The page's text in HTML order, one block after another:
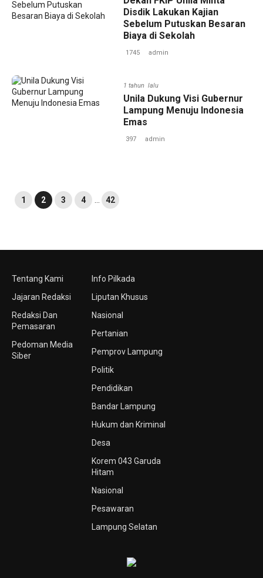
Disdik Lakukan Kajian
Sebelum Putuskan Besaran
Biaya di Sekolah
1745 admin
1 tahun lalu
Unila Dukung Visi Gubernur
Lampung Menuju Indonesia
Emas
397 admin
1 2 3 4 42
Tentang Kami
Jajaran Redaksi
Redaksi Dan
Pemasaran
Pedoman Media
Siber
Info Pilkada
Liputan Khusus
Nasional
Pertanian
Pemprov Lampung
Politik
Pendidikan
Bandar Lampung
Hukum dan Kriminal
Desa
Korem 043 Garuda
Hitam
Nasional
Pesawaran
Lampung Selatan